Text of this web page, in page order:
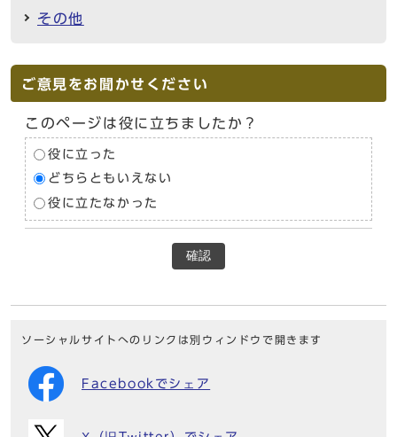
その他
ご意見をお聞かせください
このページは役に立ちましたか？
役に立った
どちらともいえない
役に立たなかった
確認
ソーシャルサイトへのリンクは別ウィンドウで開きます
Facebookでシェア